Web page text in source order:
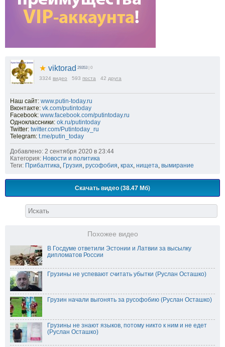
★ viktorad 29353 | 0
3324 видео 593 поста 42 друга
Наш сайт: www.putin-today.ru
Вконтакте: vk.com/putintoday
Facebook: www.facebook.com/putintoday.ru
Одноклассники: ok.ru/putintoday
Twitter: twitter.com/Putintoday_ru
Telegram: t.me/putin_today
Добавлено: 2 сентября 2020 в 23:44
Категория: Новости и политика
Теги: Прибалтика, Грузия, русофобия, крах, нищета, вымирание
Скачать видео (38.47 Мб)
Похожее видео
В Госдуме ответили Эстонии и Латвии за высылку
дипломатов России
Грузины не успевают считать убытки (Руслан Осташко)
Грузин начали выгонять за русофобию (Руслан Осташко)
Грузины не знают языков, потому никто к ним и не едет
(Руслан Осташко)